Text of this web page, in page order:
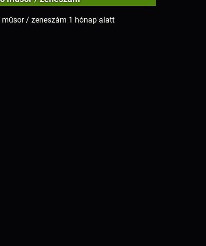
műsor / zeneszám 1 hónap alatt